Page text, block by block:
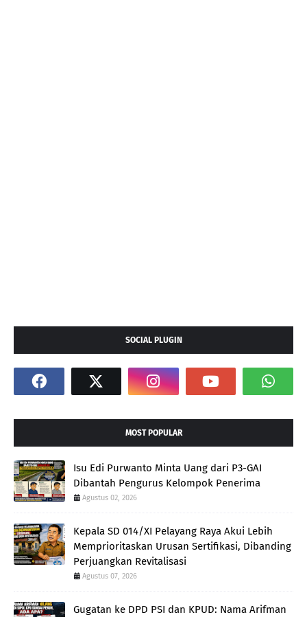
SOCIAL PLUGIN
MOST POPULAR
Isu Edi Purwanto Minta Uang dari P3-GAI
Dibantah Pengurus Kelompok Penerima
Agustus 02, 2026
Kepala SD 014/XI Pelayang Raya Akui Lebih
Memprioritaskan Urusan Sertifikasi, Dibanding
Perjuangkan Revitalisasi
Agustus 07, 2026
Gugatan ke DPD PSI dan KPUD: Nama Arifman